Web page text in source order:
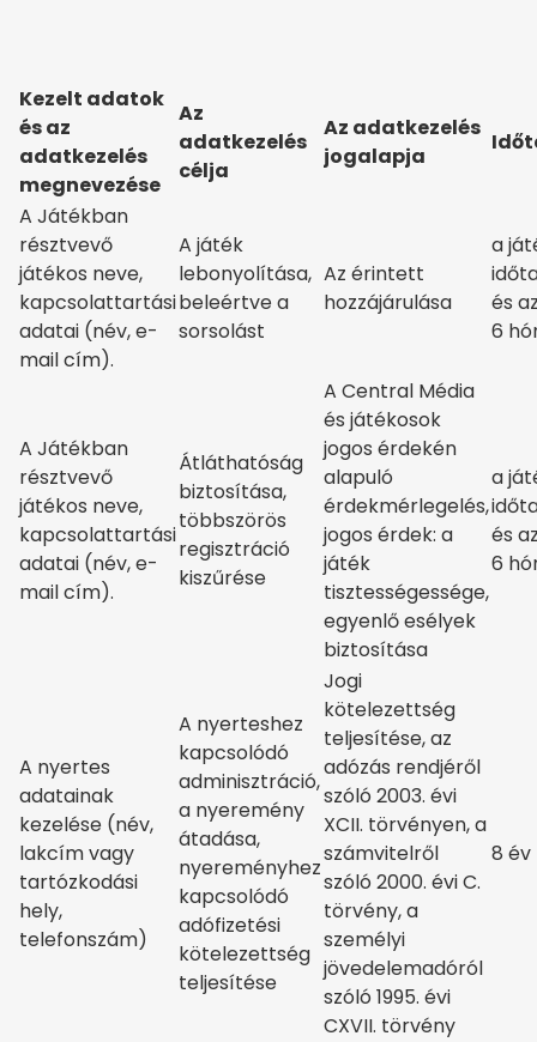
Kezelt adatok
és az
adatkezelés
megnevezése
Az
adatkezelés
célja
Az adatkezelés
jogalapja
A Játékban
résztvevő
játékos neve,
kapcsolattartási
adatai (név, e-
mail cím).
A játék
lebonyolítása,
beleértve a
sorsolást
Az érintett
hozzájárulása
a
és
6
A Játékban
résztvevő
játékos neve,
kapcsolattartási
adatai (név, e-
mail cím).
Átláthatóság
biztosítása,
többszörös
regisztráció
kiszűrése
A Central Média
és játékosok
jogos érdekén
alapuló
érdekmérlegelés,
jogos érdek: a
játék
tisztességessége,
egyenlő esélyek
biztosítása
a
és
6
A nyertes
adatainak
kezelése (név,
lakcím vagy
tartózkodási
hely,
telefonszám)
A nyerteshez
kapcsolódó
adminisztráció,
a nyeremény
átadása,
nyereményhez
kapcsolódó
adófizetési
kötelezettség
teljesítése
Jogi
kötelezettség
teljesítése, az
adózás rendjéről
szóló 2003. évi
XCII. törvényen, a
számvitelről
szóló 2000. évi C.
törvény, a
személyi
jövedelemadóról
szóló 1995. évi
CXVII. törvény
8 év